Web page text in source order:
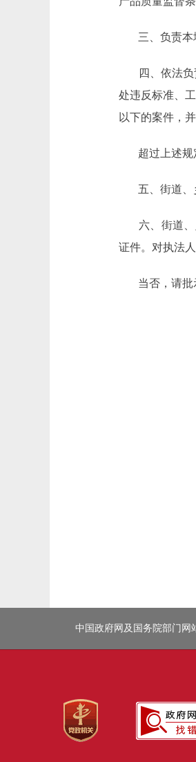
三、负责
四、依法
处违反标准、
以下的案件，
超过上述规
五、街道、
六、街道
证件。对执法
当否，请批
中国政府网及国务院部门网